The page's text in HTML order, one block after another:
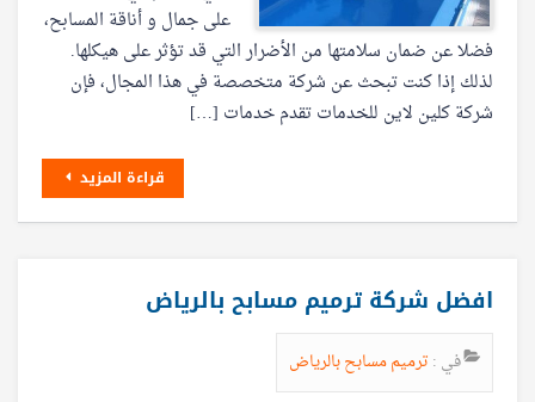
على جمال و أناقة المسابح،
فضلا عن ضمان سلامتها من الأضرار التي قد تؤثر على هيكلها.
لذلك إذا كنت تبحث عن شركة متخصصة في هذا المجال، فإن
شركة كلين لاين للخدمات تقدم خدمات […]
قراءة المزيد
افضل شركة ترميم مسابح بالرياض
في : ترميم مسابح بالرياض